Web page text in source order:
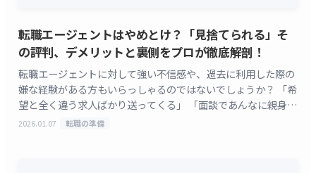
転職エージェントはやめとけ？「見捨てられる」そ
の評判、デメリットと裏側をプロが徹底解剖！
転職エージェントに対して強い不信感や、過去に利用した際の
嫌な経験がある方もいらっしゃるのではないでしょうか？ 「希
望と全く違う求人ばかり送ってくる」 「面談であんなに親身だ
ったのに、急に連絡が途絶えて見捨てられる」 「こ [&hellip;]
2026.01.07 転職の準備